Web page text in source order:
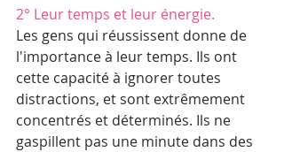
2° Leur temps et leur énergie.
Les gens qui réussissent donne de
l'importance à leur temps. Ils ont
cette capacité à ignorer toutes
distractions, et sont extrêmement
concentrés et déterminés. Ils ne
gaspillent pas une minute dans des